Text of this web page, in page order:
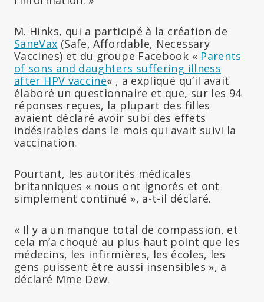
M. Hinks, qui a participé à la création de
SaneVax (Safe, Affordable, Necessary
Vaccines) et du groupe Facebook « Parents
of sons and daughters suffering illness
after HPV vaccine« , a expliqué qu’il avait
élaboré un questionnaire et que, sur les 94
réponses reçues, la plupart des filles
avaient déclaré avoir subi des effets
indésirables dans le mois qui avait suivi la
vaccination.
Pourtant, les autorités médicales
britanniques « nous ont ignorés et ont
simplement continué », a-t-il déclaré.
« Il y a un manque total de compassion, et
cela m’a choqué au plus haut point que les
médecins, les infirmières, les écoles, les
gens puissent être aussi insensibles », a
déclaré Mme Dew.